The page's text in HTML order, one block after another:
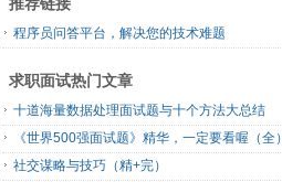
程序员问答平台，解决您的技术难题
求职面试热门文章
十道海量数据处理面试题与十个方法大总结
《世界500强面试题》精华，一定要看喔（全）
社交谋略与技巧（精+完）